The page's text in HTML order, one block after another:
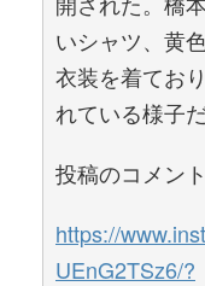
いシャツ、黄
衣装を着てお
れている様子だ
投稿のコメン
https://
UEnG2TSz6/?